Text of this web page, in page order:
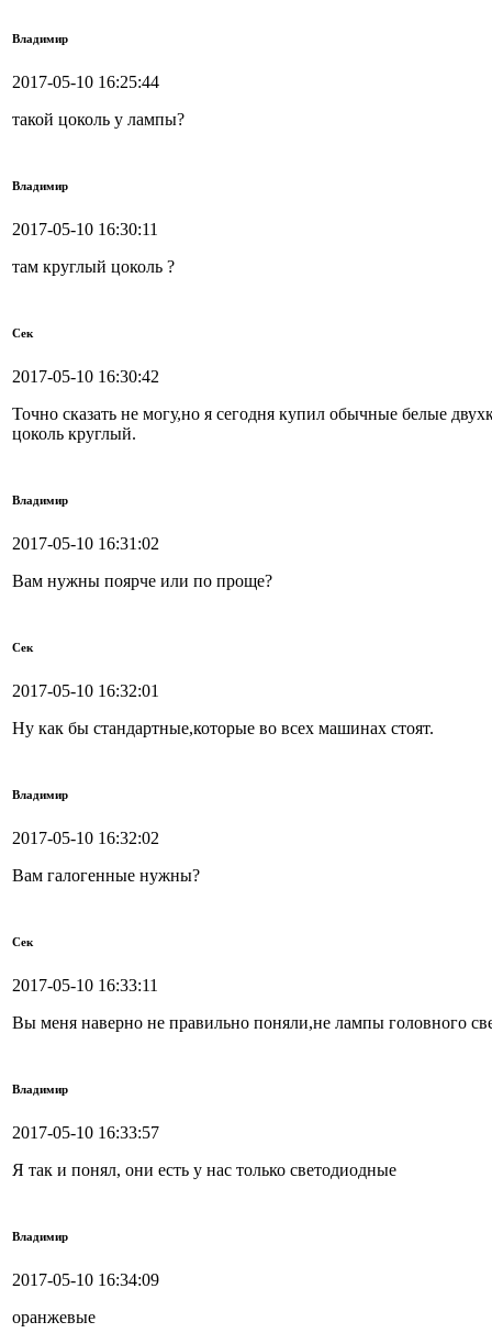
Владимир
2017-05-10 16:25:44
такой цоколь у лампы?
Владимир
2017-05-10 16:30:11
там круглый цоколь ?
Сек
2017-05-10 16:30:42
Точно сказать не могу,но я сегодня купил обычные белые
цоколь круглый.
Владимир
2017-05-10 16:31:02
Вам нужны поярче или по проще?
Сек
2017-05-10 16:32:01
Ну как бы стандартные,которые во всех машинах стоят.
Владимир
2017-05-10 16:32:02
Вам галогенные нужны?
Сек
2017-05-10 16:33:11
Вы меня наверно не правильно поняли,не лампы головного
Владимир
2017-05-10 16:33:57
Я так и понял, они есть у нас только светодиодные
Владимир
2017-05-10 16:34:09
оранжевые